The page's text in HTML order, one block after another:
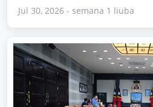
Jul 30, 2026 - semana 1 liuba